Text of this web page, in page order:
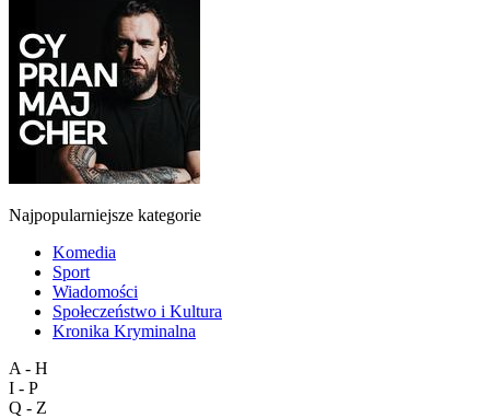
Najpopularniejsze kategorie
Komedia
Sport
Wiadomości
Społeczeństwo i Kultura
Kronika Kryminalna
A - H
I - P
Q - Z